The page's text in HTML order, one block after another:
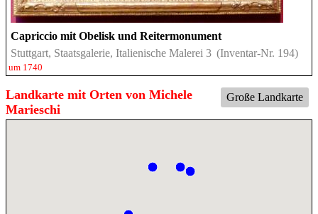
Capriccio mit Obelisk und Reitermonument
Stuttgart, Staatsgalerie, Italienische Malerei 3 (Inventar-Nr. 194)
um 1740
Große Landkarte
Landkarte mit Orten von Michele
Marieschi